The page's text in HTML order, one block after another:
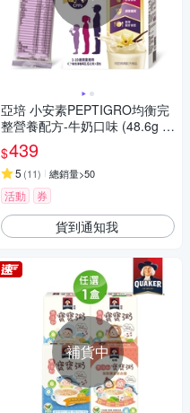
亞培 小安素PEPTIGRO均衡完
整營養配方-牛奶口味 (48.6g x
8包)
$439
5 (11) 總銷量>50
活動 券
貨到通知我
補貨中